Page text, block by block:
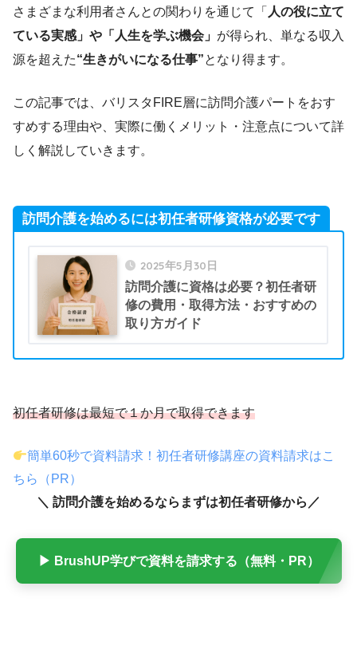
さまざまな利用者さんとの関わりを通じて「 人の役に立て
ている実感」や「人生を学ぶ機会」 が得られ、単なる収入
源を超えた“生きがいになる仕事”となり得ます。
この記事では、バリスタFIRE層に訪問介護パートをおす
すめする理由や、実際に働くメリット・注意点について詳
しく解説していきます。
訪問介護を始めるには初任者研修資格が必要です
2025年5月30日
訪問介護に資格は必要？初任者研
修の費用・取得方法・おすすめの
取り方ガイド
初任者研修は最短で１か月で取得できます
簡単60秒で資料請求！初任者研修講座の資料請求はこ
ちら（PR）
＼ 訪問介護を始めるならまずは初任者研修から／
▶ BrushUP学びで資料を請求する（無料・PR）